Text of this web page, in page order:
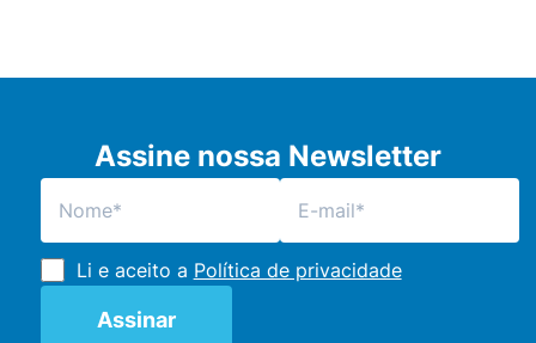
Assine nossa Newsletter
Li e aceito a Política de privacidade